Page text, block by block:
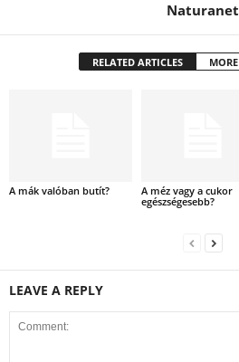
Naturanet
RELATED ARTICLES
A mák valóban butít?
A méz vagy a cukor
egészségesebb?
LEAVE A REPLY